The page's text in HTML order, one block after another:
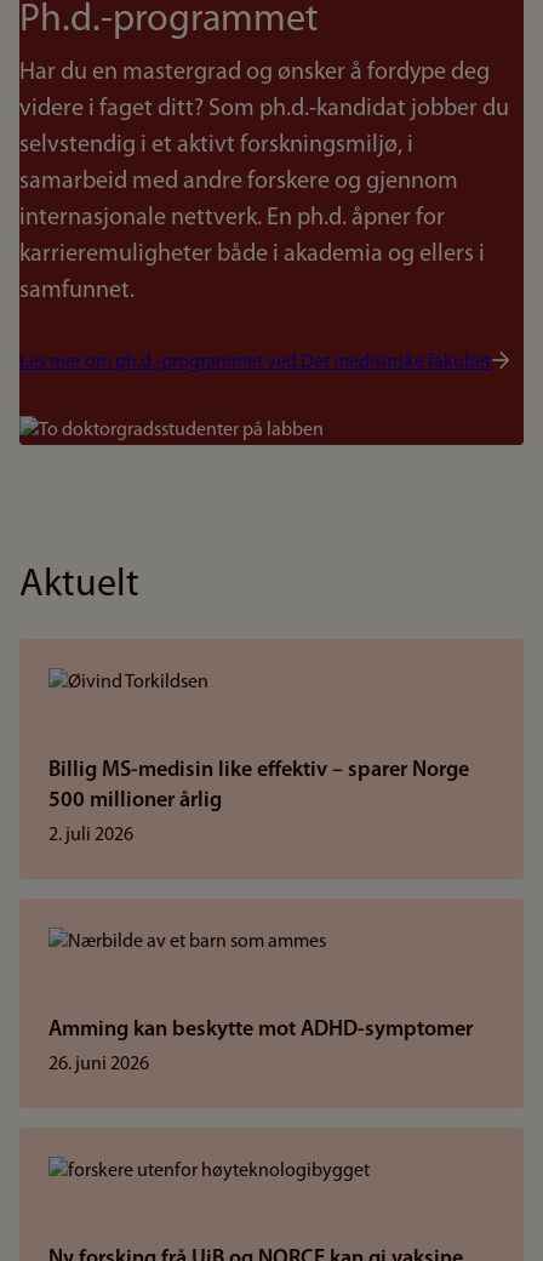
Ph.d.-programmet
Har du en mastergrad og ønsker å fordype deg
videre i faget ditt? Som ph.d.-kandidat jobber du
selvstendig i et aktivt forskningsmiljø, i
samarbeid med andre forskere og gjennom
internasjonale nettverk. En ph.d. åpner for
karrieremuligheter både i akademia og ellers i
samfunnet.
Les mer om ph.d.-programmet ved Det medisinske fakultet
Bilde
Aktuelt
Billig MS-medisin like effektiv – sparer Norge
500 millioner årlig
2. juli 2026
Amming kan beskytte mot ADHD-symptomer
26. juni 2026